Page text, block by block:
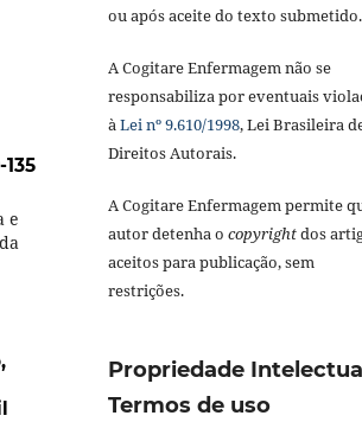
e
ou após aceite do texto submetido.
A Cogitare Enfermagem não se
responsabiliza por eventuais
àLei nº 9.610/1998, Lei Brasileira
Direitos Autorais.
A Cogitare Enfermagem permite
autor detenha o copyrightdos
aceitos para publicação, sem
restrições.
Propriedade
Termos de uso